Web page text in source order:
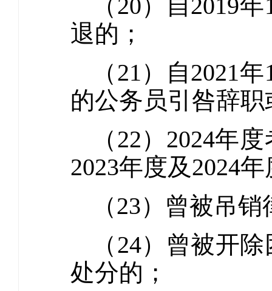
（20）自2019
退的；
（21）自2021
的公务员引咎辞
（22）2024年
2023年度及2024
（23）曾被吊
（24）曾被开
处分的；